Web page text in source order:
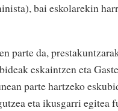
bai eskolarekin
parte da,
eskaintzen eta
parte hartzeko
eta ikusgarri egitea